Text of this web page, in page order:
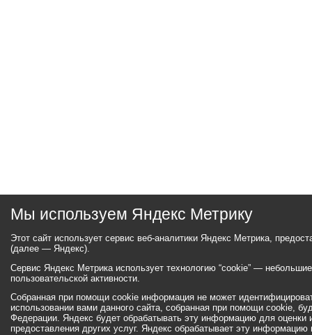
Мы используем Яндекс Метрику
Этот сайт использует сервис веб-аналитики Яндекс Метрика,
(далее — Яндекс).
Сервис Яндекс Метрика использует технологию “cookie” —
пользовательской активности.
Собранная при помощи cookie информация не может
использовании вами данного сайта, собранная при помощи cookie,
Федерации. Яндекс будет обрабатывать эту информацию для оценки
предоставления других услуг. Яндекс обрабатывает эту